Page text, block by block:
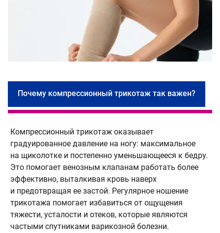
Почему компрессионный трикотаж так важен?
Компрессионный трикотаж оказывает
градуированное давление на ногу: максимальное
на щиколотке и постепенно уменьшающееся к бедру.
Это помогает венозным клапанам работать более
эффективно, выталкивая кровь наверх
и предотвращая ее застой. Регулярное ношение
трикотажа помогает избавиться от ощущения
тяжести, усталости и отеков, которые являются
частыми спутниками варикозной болезни.